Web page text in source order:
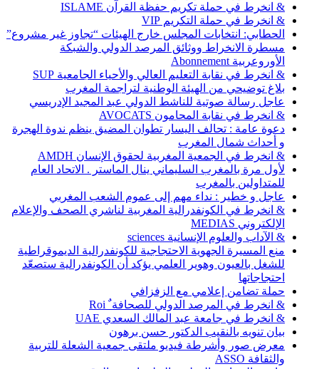
& انخرط في حملة تكريم حفظة القرآن ISLAME
& انخرط في حملة التكريم VIP
الحطابي: انتخابات المجلس خارج الهيئات “تجاوز غير مشروع”
مسطرة الانخراط ووثائق المرصد الدولي والشبكة
الأوروعربية Abonnement
& انخرط في نقابة التعليم العالي والأحياء الجامعية SUP
بلاغ توضيحي من الهيئة الوطنية لتراجمة المغرب
عاجل رسالة صوتية للناشط الدولي عبد المجيد الإدريسي
& انخرط في نقابة المحامون AVOCATS
دعوة عامة : تحالف اليسار تطوان المضيق ينظم ندوة الهجرة
و أحداث شمال المغرب
& انخرط في الجمعية المغربية لحقوق الإنسان AMDH
لأول مرة بالمغرب السليماني ينال الماستر . الاتحاد العام
للمتداولين بالمغرب
عاجل و خطير : نداء مهم إلى عموم الشعب المغربي
& انخرط في الكونفدرالية المغربية لناشري الصحف والإعلام
الإلكتروني MEDIAS
& الآداب والعلوم الإنسانية sciences
منع المسيرة الجهوية الاحتجاجية للكونفدرالية الديموقراطية
للشغل بالعيون وهوير العلمي يؤكد أن الكونفدرالية ستصعّد
احتجاجاتها
حملة تضامن إعلامي مع الزفزافي
& انخرط في المرصد الدولي للصحافة ٌ Roi
& انخرط في جامعة عبد المالك السعدي UAE
بيان تنويه بالنقيب الدكتور حسن برهون
معرض صور وأشرطة فيديو ملتقى جمعية الشعلة للتربية
والثقافة ASSO